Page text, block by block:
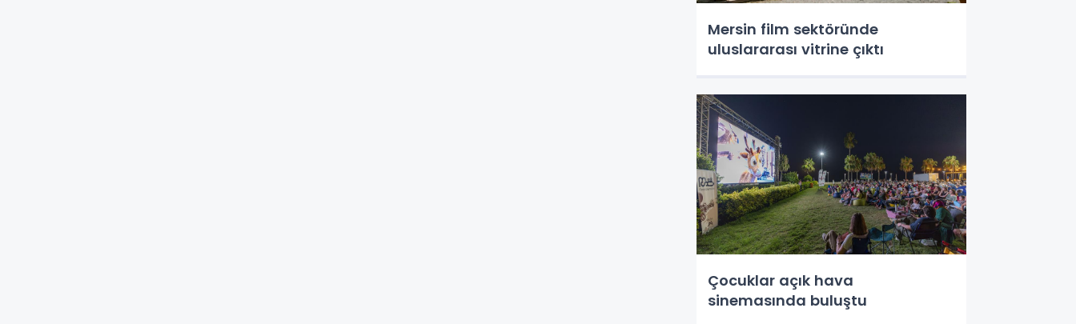
Mersin film sektöründe
uluslararası vitrine çıktı
Çocuklar açık hava
sinemasında buluştu